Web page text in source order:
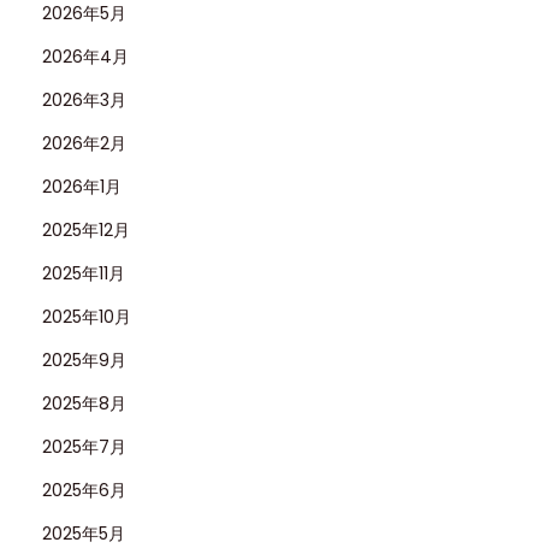
2026年5月
2026年4月
2026年3月
2026年2月
2026年1月
2025年12月
2025年11月
2025年10月
2025年9月
2025年8月
2025年7月
2025年6月
2025年5月